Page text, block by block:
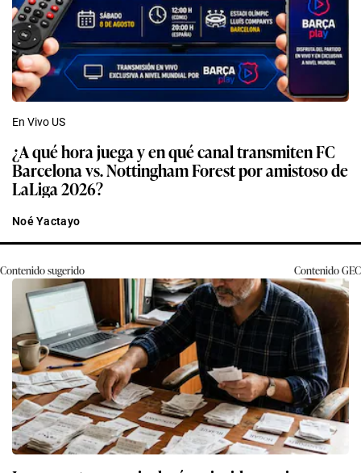
En Vivo US
¿A qué hora juega y en qué canal transmiten FC
Barcelona vs. Nottingham Forest por amistoso de
LaLiga 2026?
Noé Yactayo
Contenido sugerido ContenidoGEC